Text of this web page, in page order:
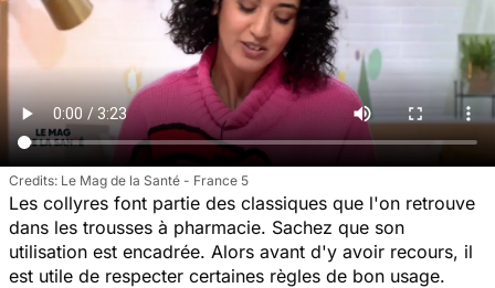
Le Mag de la Santé - France 5
Les collyres font partie des classiques que l'on retrouve
dans les trousses à pharmacie. Sachez que son
utilisation est encadrée. Alors avant d'y avoir recours, il
est utile de respecter certaines règles de bon usage.